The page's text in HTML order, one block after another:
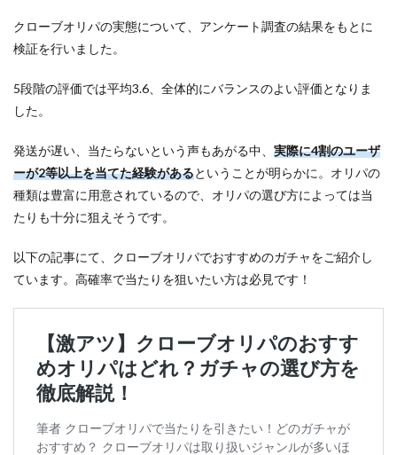
クローブオリパの実態について、アンケート調査の結果をもとに
検証を行いました。
5段階の評価では平均3.6、全体的にバランスのよい評価となりま
した。
発送が遅い、当たらないという声もあがる中、 実際に4割のユーザ
ーが2等以上を当てた経験があるということが明らかに。オリパの
種類は豊富に用意されているので、オリパの選び方によっては当
たりも十分に狙えそうです。
以下の記事にて、クローブオリパでおすすめのガチャをご紹介し
ています。高確率で当たりを狙いたい方は必見です！